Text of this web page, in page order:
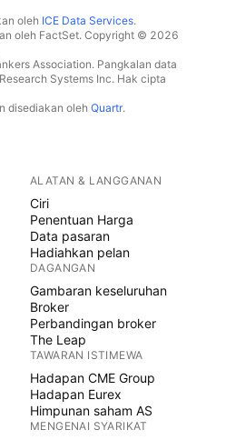
oleh ICE Data Services.
oleh FactSet. Copyright © 2026
Association. Pangkalan data
Systems Inc. Hak cipta
disediakan oleh Quartr.
ALATAN & LANGGANAN
Ciri
Penentuan Harga
Data pasaran
Hadiahkan pelan
DAGANGAN
Gambaran keseluruhan
Broker
Perbandingan broker
The Leap
TAWARAN ISTIMEWA
Hadapan CME Group
Hadapan Eurex
Himpunan saham AS
MENGENAI SYARIKAT